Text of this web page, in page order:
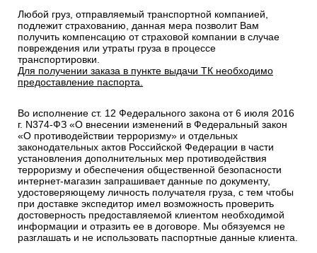
Любой груз, отправляемый транспортной компанией,
подлежит страхованию, данная мера позволит Вам
получить компенсацию от страховой компании в случае
повреждения или утраты груза в процессе
транспортировки.
Для получении заказа в пункте выдачи ТК необходимо
предоставление паспорта.
Во исполнение ст. 12 Федерального закона от 6 июля 2016
г. N374-ФЗ «О внесении изменений в Федеральный закон
«О противодействии терроризму» и отдельных
законодательных актов Российской Федерации в части
установления дополнительных мер противодействия
терроризму и обеспечения общественной безопасности
интернет-магазин запрашивает данные по документу,
удостоверяющему личность получателя груза, с тем чтобы
при доставке экспедитор имел возможность проверить
достоверность предоставляемой клиентом необходимой
информации и отразить ее в договоре. Мы обязуемся не
разглашать и не использовать паспортные данные клиента.